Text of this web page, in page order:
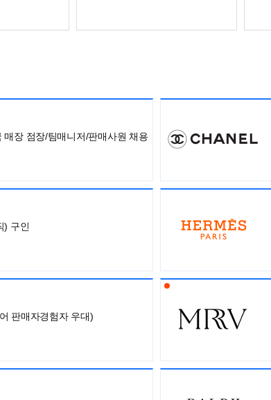
매장 점장/팀매니저/판매사원 채용
) 구인
판매자경험자 우대)